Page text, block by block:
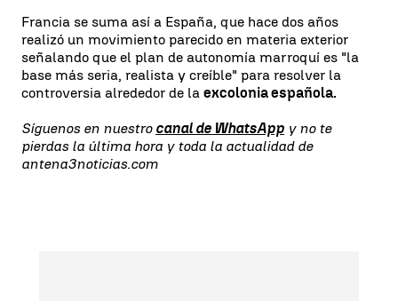
Francia se suma así a España, que hace dos años
realizó un movimiento parecido en materia exterior
señalando que el plan de autonomía marroquí es "la
base más seria, realista y creíble" para resolver la
controversia alrededor de la excolonia española.
Síguenos en nuestro canal de WhatsApp y no te
pierdas la última hora y toda la actualidad de
antena3noticias.com